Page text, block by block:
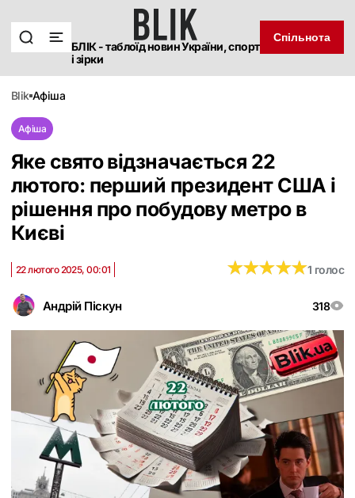
БЛІК - таблоїд новин України, спорт
і зірки
Спільнота
blik афіша
Афіша
Яке свято відзначається 22
лютого: перший президент США і
рішення про побудову метро в
Києві
Андрій Піскун 318
22 лютого 2025, 00:01 ★★★★★
★★★★★1 голос